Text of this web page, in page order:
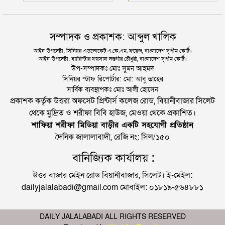
সম্পাদক ও প্রকাশক: আব্দুল খালিক
আইন-উপদেষ্টা: সিনিয়র এডভোকেট এ.কে.এম. ফয়েজ, বাংলাদেশ সুপ্রীম কোর্ট।
আইন-উপদেষ্টা: ব্যারিস্টার ফয়সাল দস্তগীর চৌধুরী, বাংলাদেশ সুপ্রীম কোর্ট।
উপ-সম্পাদকঃ মোঃ সুমন আহমদ
সিনিয়র স্টাফ রিপোর্টার: মো: আবু তাহের
সার্বিক ব্যবস্থাপকঃ মোঃ আলী হোসেন
প্রকাশক কর্তৃক উত্তরা অফসেট প্রিন্টার্স কলেজ রোড, বিয়ানীবাজার সিলেট
থেকে মুদ্রিত ও শরীফা বিবি হাউজ, মেওয়া থেকে প্রকাশিত।
শাফিয়া শরীফা মিডিয়া বাড়ীর একটি সহযোগী প্রতিষ্ঠান
দৈনিক জালালাবাদী, রেজি নং: সিল/১৫০
বানিজ্যিক কার্যালয় :
উত্তর বাজার মেইন রোড বিয়ানীবাজার, সিলেট। ই-মেইল:
dailyjalalabadi@gmail.com মোবাইল: ০১৮১৯-৫৬৪৮৮১
DAILY JALALABADI ALL RIGHTS RESERVED